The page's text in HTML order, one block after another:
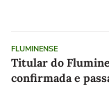
FLUMINENSE
Titular do
confirmada e